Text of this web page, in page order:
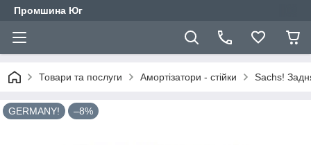
Промшина Юг
Товари та послуги Амортізатори - стійки Sachs!
GERMANY! –8%